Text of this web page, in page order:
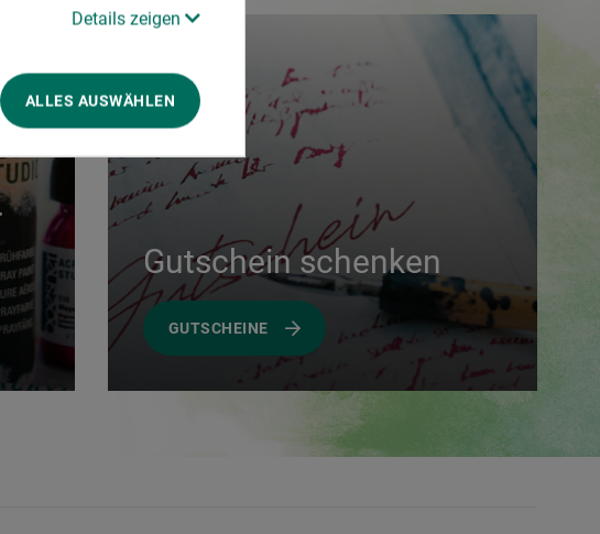
Details zeigen
ALLES AUSWÄHLEN
Gutschein schenken
GUTSCHEINE